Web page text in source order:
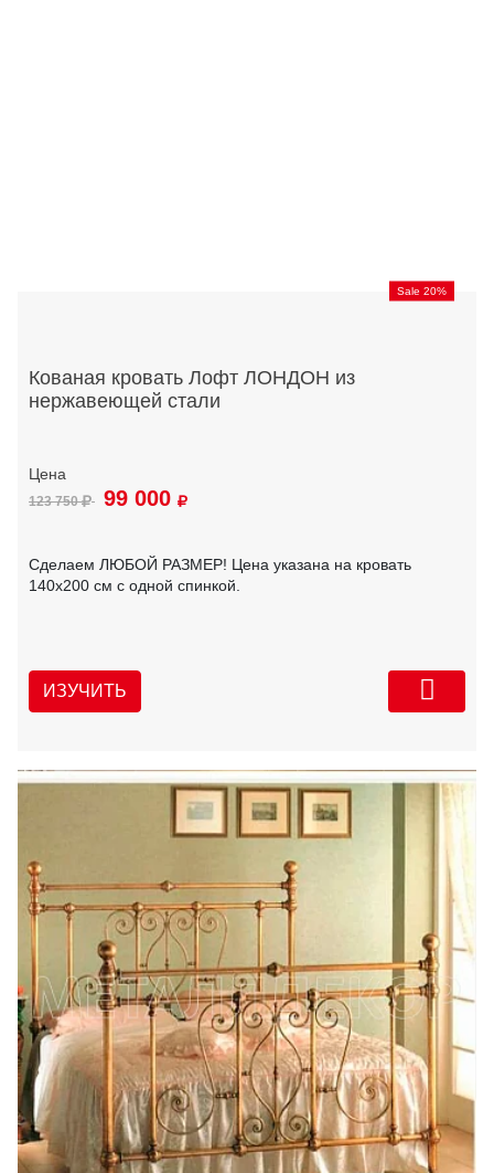
Sale 20%
Кованая кровать Лофт ЛОНДОН из
нержавеющей стали
123 750 99 000
Сделаем ЛЮБОЙ РАЗМЕР! Цена указана на кровать
140х200 см с одной спинкой.
ИЗУЧИТЬ